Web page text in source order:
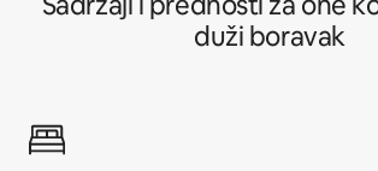
duži boravak